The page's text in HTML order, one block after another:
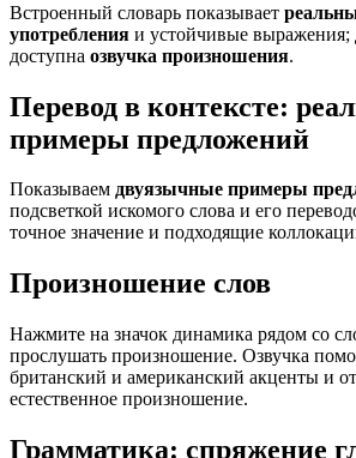
Встроенный словарь показывает
употребления и устойчивые выражения;
доступна озвучка произношения.
Перевод в контексте:
примеры предложений
Показываем двуязычные примеры
подсветкой искомого слова и его
точное значение и подходящие
Произношение слов
Нажмите на значок динамика рядом со
прослушать произношение. Озвучка
британский и американский акценты и
естественное произношение.
Грамматика: спряжение